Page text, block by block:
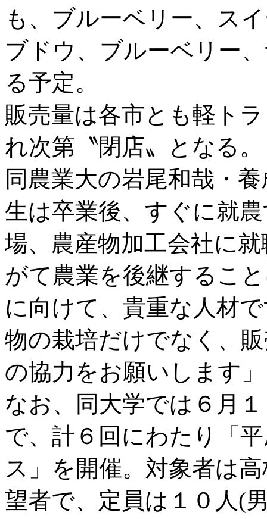
も、ブルーベリー、ス
ブドウ、ブルーベリー
る予定。
販売量は各市とも軽ト
れ次第〝閉店〟となる。
同農業大の岩尾和哉・
生は卒業後、すぐに就
場、農産物加工会社に
がて農業を後継するこ
に向けて、貴重な人材
物の栽培だけでなく、
の協力をお願いします
なお、同大学では６月
で、計６回にわたり「
ス」を開催。対象者は
望者で、定員は１０人(